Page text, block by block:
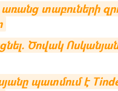
տաբուների
Ծովակ
պատմում է